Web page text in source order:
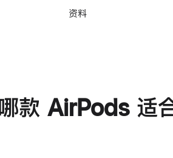
资料
哪款 AirPods 适